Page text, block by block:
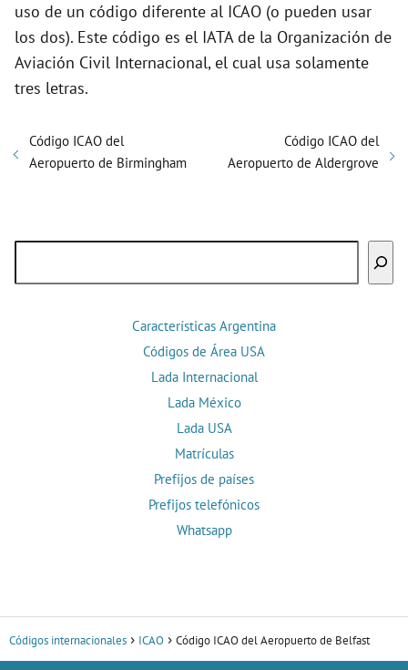
uso de un código diferente al ICAO (o pueden usar
los dos). Este código es el IATA de la Organización de
Aviación Civil Internacional, el cual usa solamente
tres letras.
Código ICAO del
Aeropuerto de Birmingham
Código ICAO del
Aeropuerto de Aldergrove
Características Argentina
Códigos de Área USA
Lada Internacional
Lada México
Lada USA
Matrículas
Prefijos de países
Prefijos telefónicos
Whatsapp
Códigos internacionales ICAO Código ICAO del Aeropuerto de Belfast